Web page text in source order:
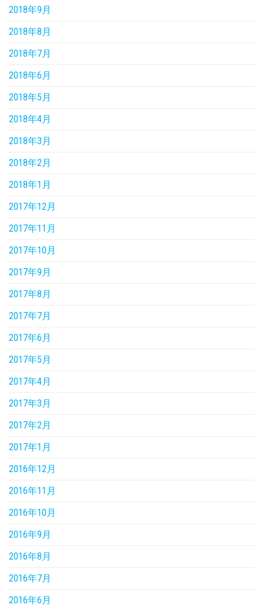
2018年9月
2018年8月
2018年7月
2018年6月
2018年5月
2018年4月
2018年3月
2018年2月
2018年1月
2017年12月
2017年11月
2017年10月
2017年9月
2017年8月
2017年7月
2017年6月
2017年5月
2017年4月
2017年3月
2017年2月
2017年1月
2016年12月
2016年11月
2016年10月
2016年9月
2016年8月
2016年7月
2016年6月